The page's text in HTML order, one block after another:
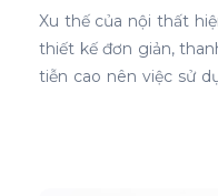
Xu thế của nội thất
thiết kế đơn giản,
tiễn cao nên việc sử